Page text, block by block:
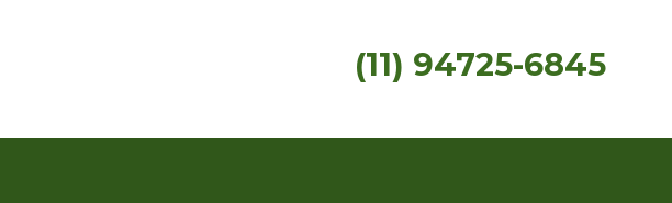
(11) 94725-6845